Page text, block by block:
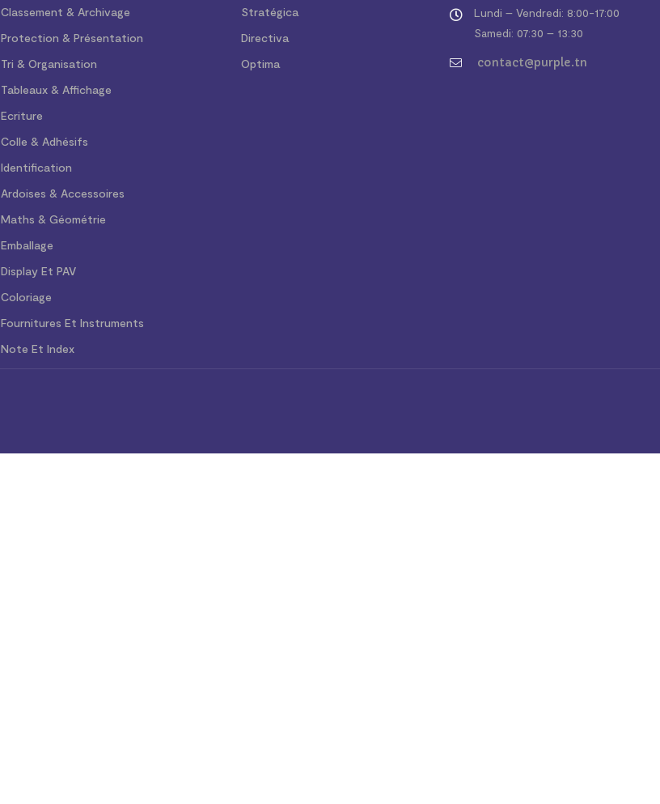
Classement & Archivage
Protection & Présentation
Tri & Organisation
Tableaux & Affichage
Ecriture
Colle & Adhésifs
Identification
Ardoises & Accessoires
Maths & Géométrie
Emballage
Display Et PAV
Coloriage
Fournitures Et Instruments
Note Et Index
Stratégica
Directiva
Optima
Lundi – Vendredi: 8:00-17:00
Samedi: 07:30 – 13:30
contact@purple.tn